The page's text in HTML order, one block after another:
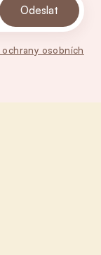
Odeslat
osobních